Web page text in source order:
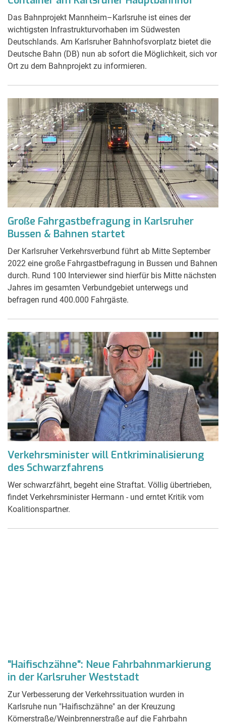
Das Bahnprojekt Mannheim–Karlsruhe ist eines der
wichtigsten Infrastrukturvorhaben im Südwesten
Deutschlands. Am Karlsruher Bahnhofsvorplatz bietet die
Deutsche Bahn (DB) nun ab sofort die Möglichkeit, sich vor
Ort zu dem Bahnprojekt zu informieren.
Große Fahrgastbefragung in Karlsruher
Bussen & Bahnen startet
Der Karlsruher Verkehrsverbund führt ab Mitte September
2022 eine große Fahrgastbefragung in Bussen und Bahnen
durch. Rund 100 Interviewer sind hierfür bis Mitte nächsten
Jahres im gesamten Verbundgebiet unterwegs und
befragen rund 400.000 Fahrgäste.
Verkehrsminister will Entkriminalisierung
des Schwarzfahrens
Wer schwarzfährt, begeht eine Straftat. Völlig übertrieben,
findet Verkehrsminister Hermann - und erntet Kritik vom
Koalitionspartner.
"Haifischzähne": Neue Fahrbahnmarkierung
in der Karlsruher Weststadt
Zur Verbesserung der Verkehrssituation wurden in
Karlsruhe nun "Haifischzähne" an der Kreuzung
Körnerstraße/Weinbrennerstraße auf die Fahrbahn